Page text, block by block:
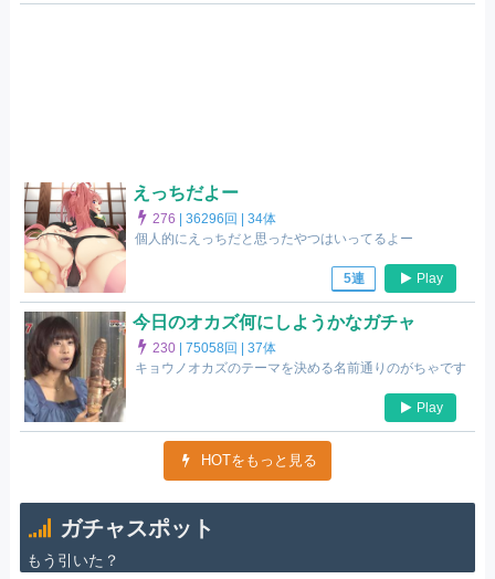
えっちだよー
276 |36296回 |34体
個人的にえっちだと思ったやつはいってるよー
5連 Play
今日のオカズ何にしようかなガチャ
230 |75058回 |37体
キョウノオカズのテーマを決める名前通りのがちゃです
Play
HOTをもっと見る
ガチャスポット
もう引いた？